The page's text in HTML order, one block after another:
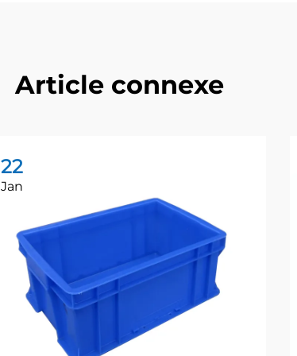
Article connexe
22
Jan